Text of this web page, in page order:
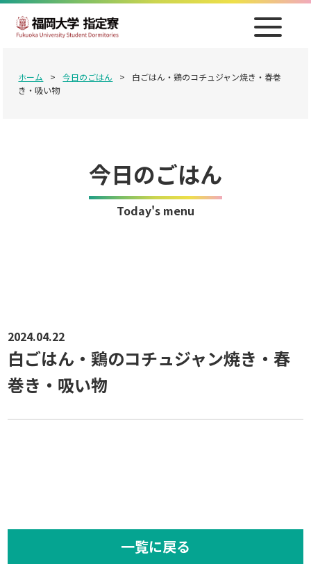
ホーム > 今日のごはん >
白ごはん・鶏のコチュジャン焼き・春巻
き・吸い物
今日のごはん
Today's menu
2024.04.22
白ごはん・鶏のコチュジャン焼き・春
巻き・吸い物
一覧に戻る